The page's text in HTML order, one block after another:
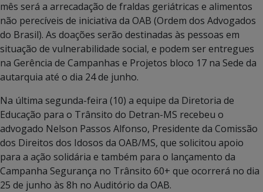
mês será a arrecadação de fraldas geriátricas e alimentos
não perecíveis de iniciativa da OAB (Ordem dos Advogados
do Brasil). As doações serão destinadas às pessoas em
situação de vulnerabilidade social, e podem ser entregues
na Gerência de Campanhas e Projetos bloco 17 na Sede da
autarquia até o dia 24 de junho.
Na última segunda-feira (10) a equipe da Diretoria de
Educação para o Trânsito do Detran-MS recebeu o
advogado Nelson Passos Alfonso, Presidente da Comissão
dos Direitos dos Idosos da OAB/MS, que solicitou apoio
para a ação solidária e também para o lançamento da
Campanha Segurança no Trânsito 60+ que ocorrerá no dia
25 de junho às 8h no Auditório da OAB.